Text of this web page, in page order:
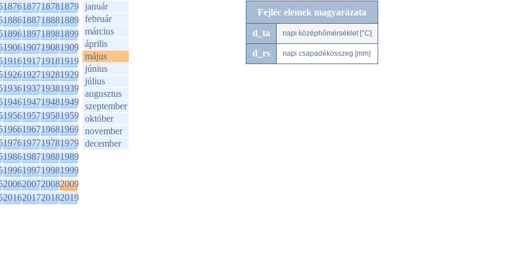
1876187718781879
1886188718881889
1896189718981899
1906190719081909
1916191719181919
1926192719281929
1936193719381939
1946194719481949
1956195719581959
1966196719681969
1976197719781979
1986198719881989
1996199719981999
2006200720082009
2016201720182019
január
február
március
április
május
június
július
augusztus
szeptember
október
november
december
Fejléc elemek magyarázata
d_ta napi középhőmérséklet [°C]
d_rs napi csapadékösszeg [mm]